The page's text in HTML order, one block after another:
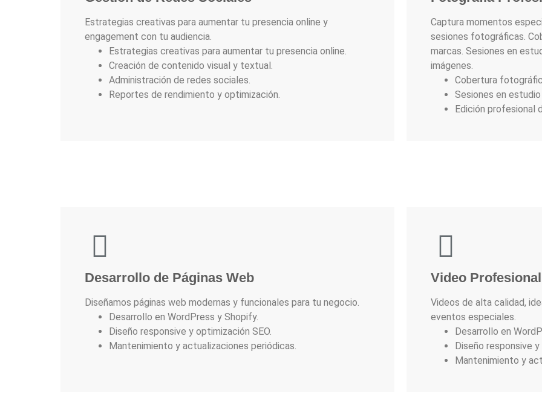
Estrategias creativas para aumentar tu presencia online y
engagement con tu audiencia.
Estrategias creativas para aumentar tu presencia online.
Creación de contenido visual y textual.
Administración de redes sociales.
Reportes de rendimiento y optimización.
Captura momentos
sesiones fotográficas.
marcas. Sesiones en
imágenes.
Cobertura
Sesiones en
Edición profesional
Desarrollo de Páginas Web
Diseñamos páginas web modernas y funcionales para tu negocio.
Desarrollo en WordPress y Shopify.
Diseño responsive y optimización SEO.
Mantenimiento y actualizaciones periódicas.
Video
Videos de alta calidad,
eventos especiales.
Desarrollo en
Diseño responsive
Mantenimiento y